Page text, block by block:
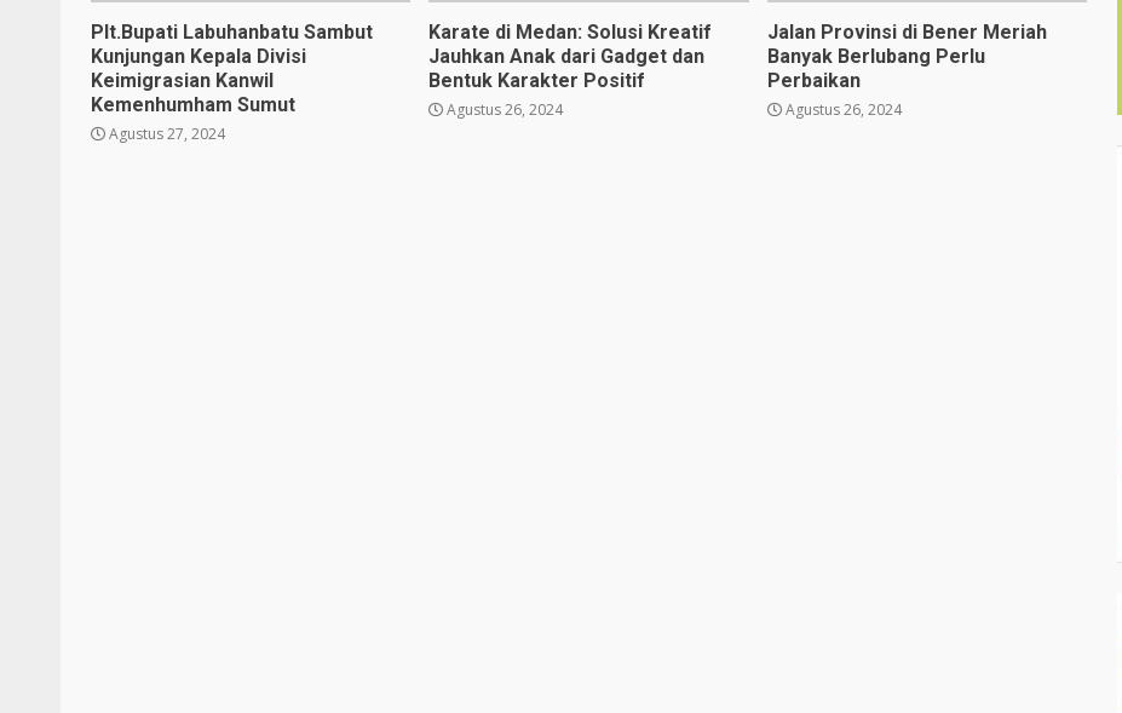
Plt.Bupati Labuhanbatu Sambut
Kunjungan Kepala Divisi
Keimigrasian Kanwil
Kemenhumham Sumut
Agustus 27, 2024
Karate di Medan: Solusi Kreatif
Jauhkan Anak dari Gadget dan
Bentuk Karakter Positif
Agustus 26, 2024
Jalan Provinsi di Bener Meriah
Banyak Berlubang Perlu
Perbaikan
Agustus 26, 2024